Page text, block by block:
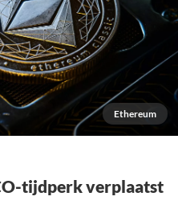
Ethereum
tijdperk verplaatst